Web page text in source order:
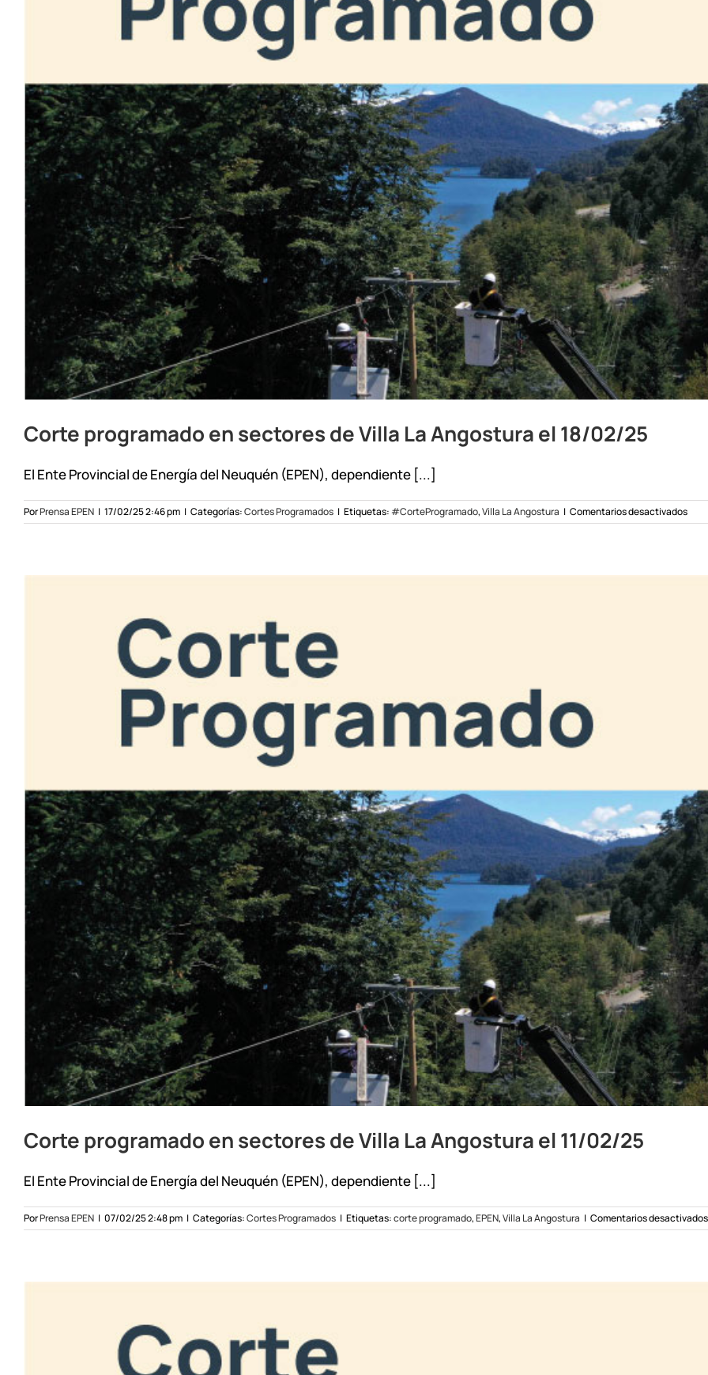
Corte programado en sectores de Villa La Angostura el 18/02/25
El Ente Provincial de Energía del Neuquén (EPEN), dependiente [...]
PorPrensa EPEN | 17/02/25 2:46 pm | Categorías:Cortes Programados | Etiquetas: #CorteProgramado,Villa La Angostura | Comentarios desactivadosen
Corte programado en sectores de Villa La Angostura el 11/02/25
El Ente Provincial de Energía del Neuquén (EPEN), dependiente [...]
PorPrensa EPEN | 07/02/25 2:48 pm | Categorías:Cortes Programados | Etiquetas:corte programado,EPEN,Villa La Angostura | Comentarios desactivados